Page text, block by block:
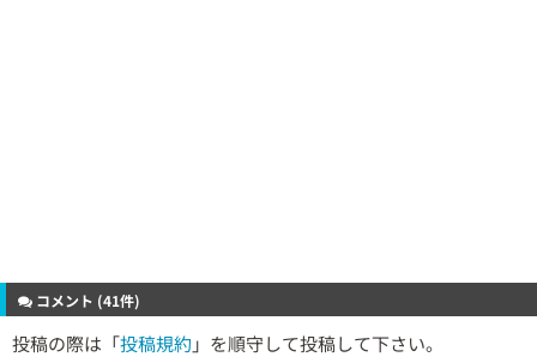
コメント (41件)
投稿の際は「投稿規約 」を順守して投稿して下さい。